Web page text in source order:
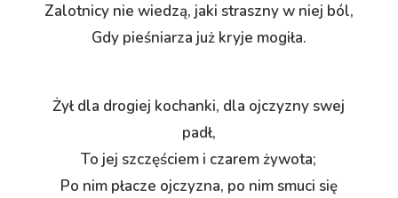
Zalotnicy nie wiedzą, jaki straszny w niej ból,
Gdy pieśniarza już kryje mogiła.
Żył dla drogiej kochanki, dla ojczyzny swej
padł,
To jej szczęściem i czarem żywota;
Po nim płacze ojczyzna, po nim smuci się